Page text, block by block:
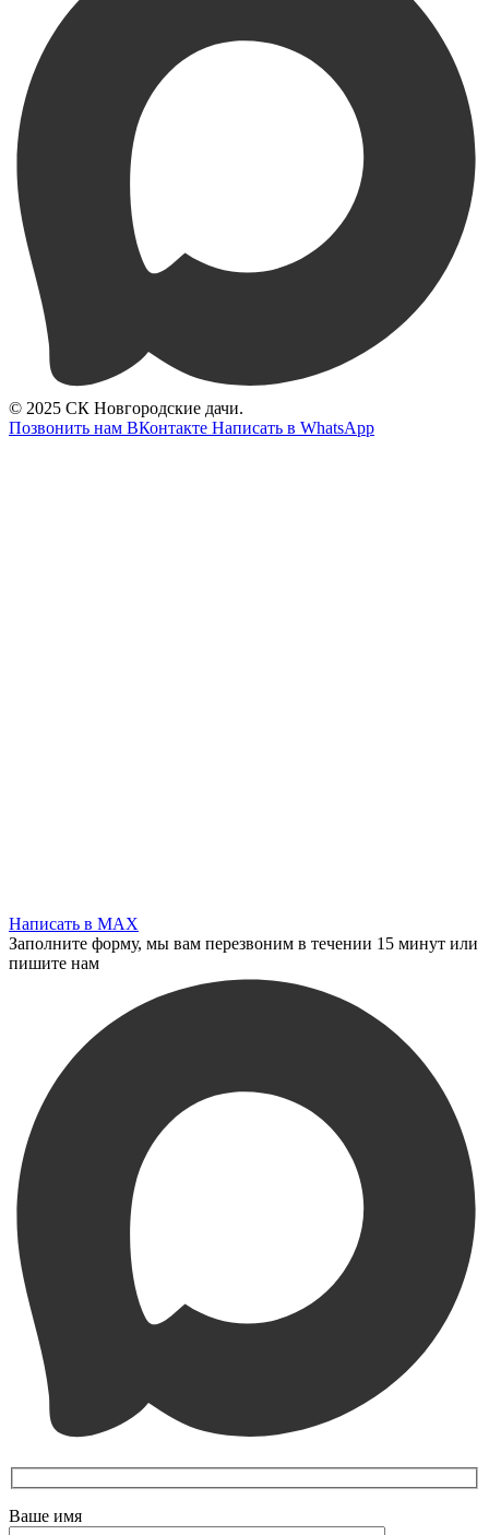
© 2025 СК Новгородские дачи.
Позвонить нам ВКонтакте Написать в WhatsApp
Написать в MAX
Заполните форму, мы вам перезвоним в течении 15 минут или
пишите нам
Ваше имя